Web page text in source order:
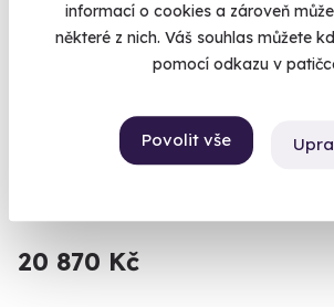
informací o cookies a zároveň
některé z nich. Váš souhlas můžete
pomocí odkazu v
Povolit vše
Rodinný let balónem
Vzhůru do oblak s celou rodinou.
20 870 Kč